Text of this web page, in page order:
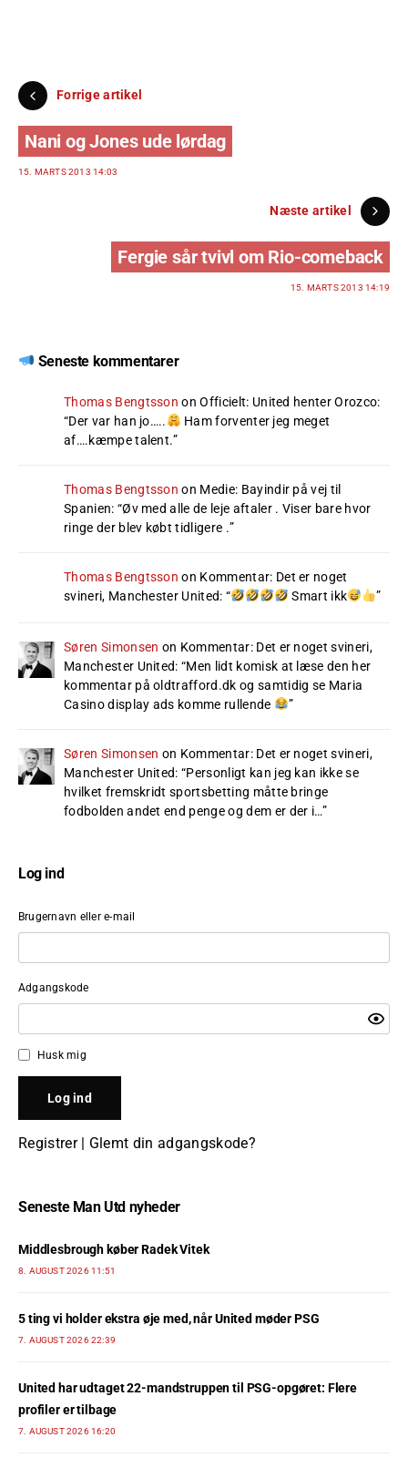
Forrige artikel
Nani og Jones ude lørdag
15. MARTS 2013 14:03
Næste artikel
Fergie sår tvivl om Rio-comeback
15. MARTS 2013 14:19
Seneste kommentarer
Thomas Bengtsson onOfficielt: United henter Orozco:
“Der var han jo…..
Ham forventer jeg meget
af….kæmpe talent.”
Thomas Bengtsson on Medie: Bayindir på vej til
Spanien: “Øv med alle de leje aftaler . Viser bare hvor
ringe der blev købt tidligere .”
Thomas Bengtsson on Kommentar: Det er noget
svineri, Manchester United: “ Smart ikk ”
Søren Simonsen on Kommentar: Det er noget svineri,
Manchester United: “Men lidt komisk at læse den her
kommentar på oldtrafford.dk og samtidig se Maria
Casino display ads komme rullende
”
Søren Simonsen on Kommentar: Det er noget svineri,
Manchester United: “Personligt kan jeg kan ikke se
hvilket fremskridt sportsbetting måtte bringe
fodbolden andet end penge og dem er der i…”
Log ind
Brugernavn eller e-mail
Adgangskode
Husk mig
Registrer| Glemt din adgangskode?
Seneste Man Utd nyheder
Middlesbrough køber Radek Vitek
8. AUGUST 2026 11:51
5 ting vi holder ekstra øje med, når United møder PSG
7. AUGUST 2026 22:39
United har udtaget 22-mandstruppen til PSG-opgøret: Flere
profiler er tilbage
7. AUGUST 2026 16:20